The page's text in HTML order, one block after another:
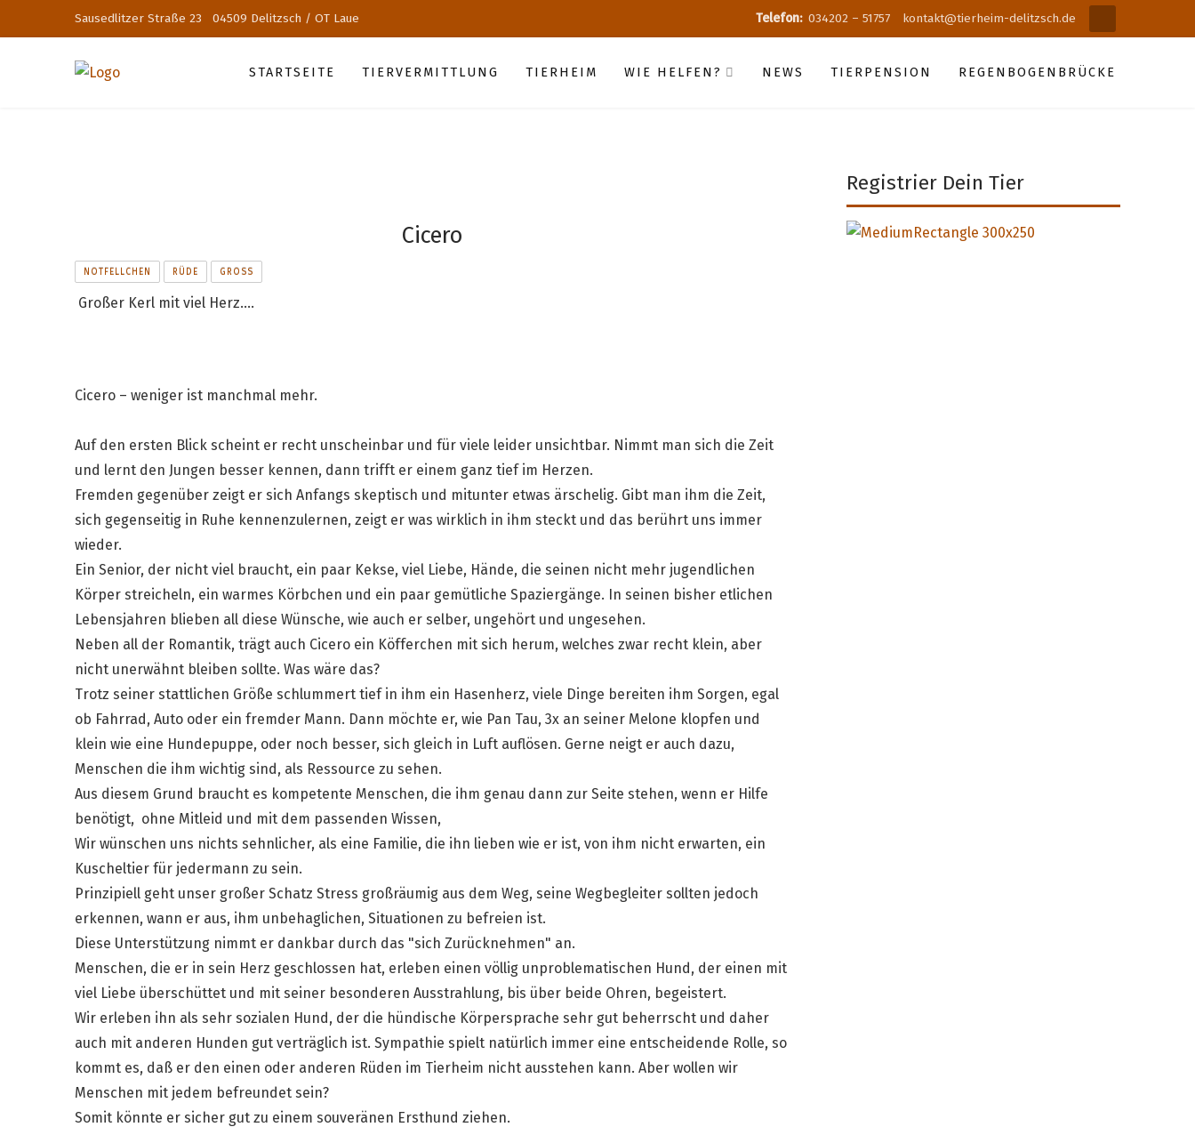
Sausedlitzer Straße 23 04509 Delitzsch / OT Laue Telefon: 034202 – 51757 kontakt@tierheim-delitzsch.de
STARTSEITE TIERVERMITTLUNG TIERHEIM WIE HELFEN? NEWS TIERPENSION REGENBOGENBRÜCKE
Registrier Dein Tier
Cicero
NOTFELLCHEN RÜDE GROSS
Großer Kerl mit viel Herz....
Cicero – weniger ist manchmal mehr.
Auf den ersten Blick scheint er recht unscheinbar und für viele leider unsichtbar. Nimmt man sich die Zeit
und lernt den Jungen besser kennen, dann trifft er einem ganz tief im Herzen.
Fremden gegenüber zeigt er sich Anfangs skeptisch und mitunter etwas ärschelig. Gibt man ihm die Zeit,
sich gegenseitig in Ruhe kennenzulernen, zeigt er was wirklich in ihm steckt und das berührt uns immer
wieder.
Ein Senior, der nicht viel braucht, ein paar Kekse, viel Liebe, Hände, die seinen nicht mehr jugendlichen
Körper streicheln, ein warmes Körbchen und ein paar gemütliche Spaziergänge. In seinen bisher etlichen
Lebensjahren blieben all diese Wünsche, wie auch er selber, ungehört und ungesehen.
Neben all der Romantik, trägt auch Cicero ein Köfferchen mit sich herum, welches zwar recht klein, aber
nicht unerwähnt bleiben sollte. Was wäre das?
Trotz seiner stattlichen Größe schlummert tief in ihm ein Hasenherz, viele Dinge bereiten ihm Sorgen, egal
ob Fahrrad, Auto oder ein fremder Mann. Dann möchte er, wie Pan Tau, 3x an seiner Melone klopfen und
klein wie eine Hundepuppe, oder noch besser, sich gleich in Luft auflösen. Gerne neigt er auch dazu,
Menschen die ihm wichtig sind, als Ressource zu sehen.
Aus diesem Grund braucht es kompetente Menschen, die ihm genau dann zur Seite stehen, wenn er Hilfe
benötigt, ohne Mitleid und mit dem passenden Wissen,
Wir wünschen uns nichts sehnlicher, als eine Familie, die ihn lieben wie er ist, von ihm nicht erwarten, ein
Kuscheltier für jedermann zu sein.
Prinzipiell geht unser großer Schatz Stress großräumig aus dem Weg, seine Wegbegleiter sollten jedoch
erkennen, wann er aus, ihm unbehaglichen, Situationen zu befreien ist.
Diese Unterstützung nimmt er dankbar durch das "sich Zurücknehmen" an.
Menschen, die er in sein Herz geschlossen hat, erleben einen völlig unproblematischen Hund, der einen mit
viel Liebe überschüttet und mit seiner besonderen Ausstrahlung, bis über beide Ohren, begeistert.
Wir erleben ihn als sehr sozialen Hund, der die hündische Körpersprache sehr gut beherrscht und daher
auch mit anderen Hunden gut verträglich ist. Sympathie spielt natürlich immer eine entscheidende Rolle, so
kommt es, daß er den einen oder anderen Rüden im Tierheim nicht ausstehen kann. Aber wollen wir
Menschen mit jedem befreundet sein?
Somit könnte er sicher gut zu einem souveränen Ersthund ziehen.